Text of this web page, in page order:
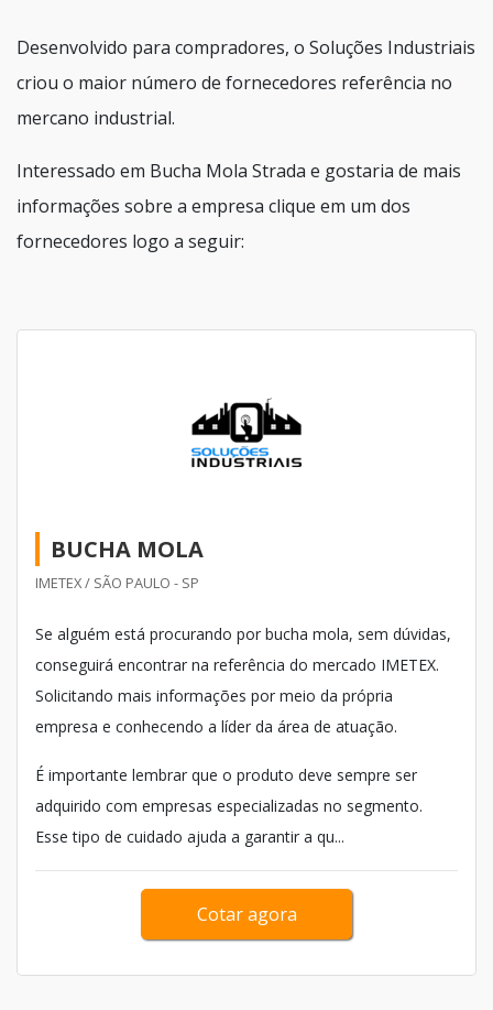
Desenvolvido para compradores, o Soluções Industriais
criou o maior número de fornecedores referência no
mercano industrial.
Interessado em Bucha Mola Strada e gostaria de mais
informações sobre a empresa clique em um dos
fornecedores logo a seguir:
BUCHA MOLA
IMETEX / SÃO PAULO - SP
Se alguém está procurando por bucha mola, sem dúvidas,
conseguirá encontrar na referência do mercado IMETEX.
Solicitando mais informações por meio da própria
empresa e conhecendo a líder da área de atuação.
É importante lembrar que o produto deve sempre ser
adquirido com empresas especializadas no segmento.
Esse tipo de cuidado ajuda a garantir a qu...
Cotar agora